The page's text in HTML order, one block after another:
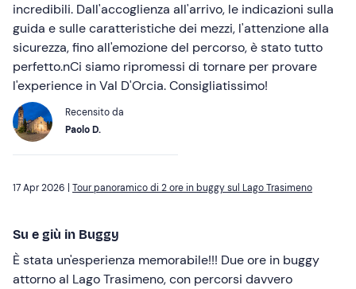
incredibili. Dall'accoglienza all'arrivo, le indicazioni sulla
guida e sulle caratteristiche dei mezzi, l'attenzione alla
sicurezza, fino all'emozione del percorso, è stato tutto
perfetto.nCi siamo ripromessi di tornare per provare
l'experience in Val D'Orcia. Consigliatissimo!
Recensito da
Paolo D.
17 Apr 2026 | Tour panoramico di 2 ore in buggy sul Lago Trasimeno
Su e giù in Buggy
È stata un'esperienza memorabile!!! Due ore in buggy
attorno al Lago Trasimeno, con percorsi davvero